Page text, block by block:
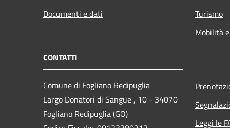
Documenti e dati
Turismo
Mobilità
CONTATTI
Comune di Fogliano Redipuglia
Largo Donatori di Sangue , 10 - 34070
Fogliano Redipuglia (GO)
Leggi le